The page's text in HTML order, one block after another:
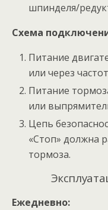
шпинделя/
Схема
Питание
или через
Питание
или
Цепь
«Стоп» должна
тормоза.
Ежедневно: